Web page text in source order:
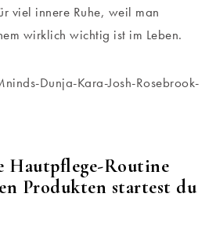
viel innere Ruhe, weil man
wirklich wichtig ist im Leben.
Hautpflege-Routine
Produkten startest du